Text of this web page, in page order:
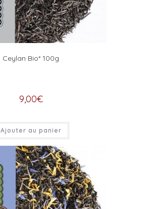
Ceylan Bio* 100g
9,00€
Ajouter au panier